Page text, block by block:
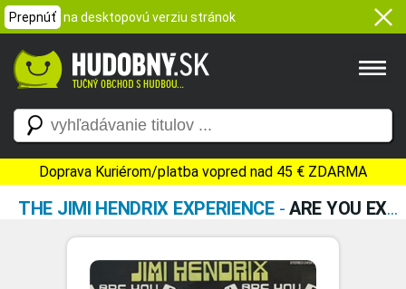
Prepnúť na desktopovú verziu stránok
Doprava Kuriérom/platba vopred nad 45 € ZDARMA
THE JIMI HENDRIX EXPERIENCE-ARE YOU EXPERIENCED?